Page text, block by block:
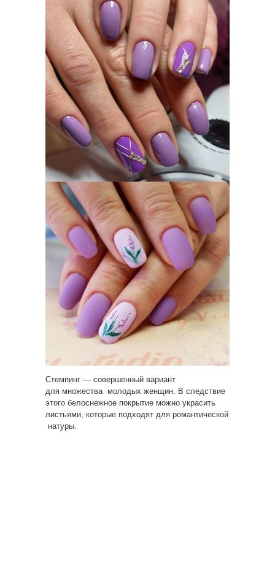
Стемпинг — совершенный вариант
для множества молодых женщин. В следствие
этого белоснежное покрытие можно украсить
листьями, которые подходят для романтической
натуры.